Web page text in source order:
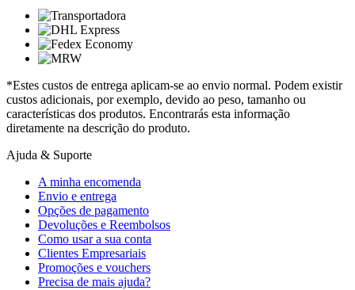
*Estes custos de entrega aplicam-se ao envio normal. Podem existir
custos adicionais, por exemplo, devido ao peso, tamanho ou
características dos produtos. Encontrarás esta informação
diretamente na descrição do produto.
Ajuda & Suporte
A minha encomenda
Envio e entrega
Opções de pagamento
Devoluções e Reembolsos
Como usar a sua conta
Clientes Empresariais
Promoções e vouchers
Precisa de mais ajuda?